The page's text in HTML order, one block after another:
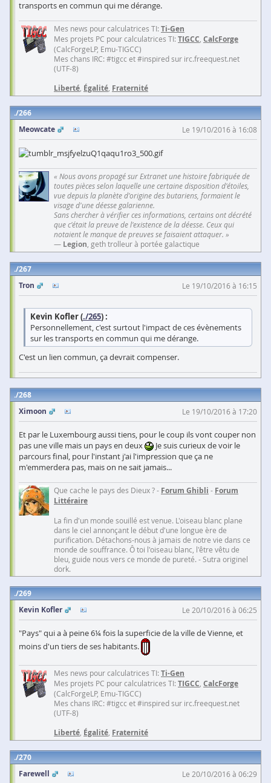
transports en commun qui me dérange.
Mes news pour calculatrices TI: Ti-Gen
Mes projets PC pour calculatrices TI: TIGCC CalcForge
(CalcForgeLP, Emu-TIGCC)
Mes chans IRC: #tigcc et #inspired sur irc.freequest.net
(UTF-8)
Liberté Égalité Fraternité
266
Meowcate
Le 19/10/2016 à 16:08
« Nous avons propagé sur Extranet une histoire fabriquée de
toutes pièces selon laquelle une certaine disposition d'étoiles,
vue depuis la planète d'origine des butariens, formaient le
visage d'une déesse galarienne.
Sans chercher à vérifier ces informations, certains ont décrété
que c'était la preuve de l'existence de la déesse. Ceux qui
notaient le manque de preuves se faisaient attaquer. »
— Legion , geth trolleur à portée galactique
267
Tron
Le 19/10/2016 à 16:15
Kevin Kofler (./265) :
Personnellement, c'est surtout l'impact de ces évènements
sur les transports en commun qui me dérange.
C'est un lien commun, ça devrait compenser.
268
Ximoon
Le 19/10/2016 à 17:20
Et par le Luxembourg aussi tiens, pour le coup ils vont couper non
pas une ville mais un pays en deux
Je suis curieux de voir le
parcours final, pour l'instant j'ai l'impression que ça ne
m'emmerdera pas, mais on ne sait jamais...
Que cache le pays des Dieux ? - Forum Ghibli - Forum
Littéraire
La fin d'un monde souillé est venue. L'oiseau blanc plane
dans le ciel annonçant le début d'une longue ère de
purification. Détachons-nous à jamais de notre vie dans ce
monde de souffrance. Ô toi l'oiseau blanc, l'être vêtu de
bleu, guide nous vers ce monde de pureté. - Sutra originel
dork.
269
Kevin Kofler
Le 20/10/2016 à 06:25
"Pays" qui a à peine 6¼ fois la superficie de la ville de Vienne, et
moins d'un tiers de ses habitants.
Mes news pour calculatrices TI: Ti-Gen
Mes projets PC pour calculatrices TI: TIGCC CalcForge
(CalcForgeLP, Emu-TIGCC)
Mes chans IRC: #tigcc et #inspired sur irc.freequest.net
(UTF-8)
Liberté Égalité Fraternité
270
Farewell
Le 20/10/2016 à 06:29